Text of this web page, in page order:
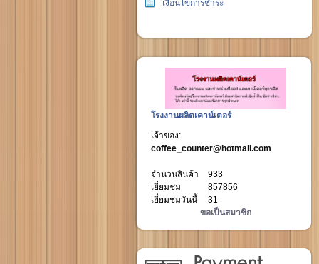
เงื่อนไขการชำระ
โรงงานผลิตเคาน์เตอร์
เจ้าของ:
coffee_counter@hotmail.com
จำนวนสินค้า
933
เยี่ยมชม
857856
เยี่ยมชมวันนี้
31
ขอเป็นสมาชิก